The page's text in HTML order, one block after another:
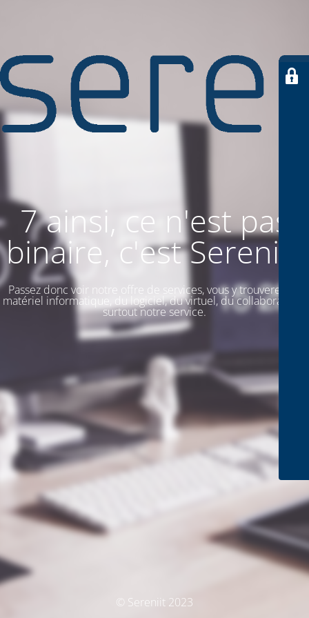
7 ainsi, ce n'est pas
binaire, c'est SereniiT
Passez donc voir notre offre de services, vous y trouverez du
matériel informatique, du logiciel, du virtuel, du collaboratif. Et
surtout notre service.
© Sereniit 2023